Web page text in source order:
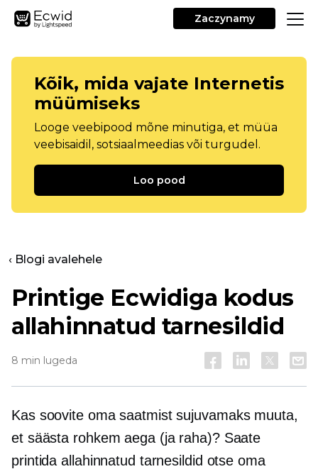
Zaczynamy
Kõik, mida vajate Internetis
müümiseks
Looge veebipood mõne minutiga, et müüa
veebisaidil, sotsiaalmeedias või turgudel.
Loo pood
‹ Blogi avalehele
Printige Ecwidiga kodus
allahinnatud tarnesildid
8 min lugeda
Kas soovite oma saatmist sujuvamaks muuta,
et säästa rohkem aega (ja raha)? Saate
printida allahinnatud tarnesildid otse oma